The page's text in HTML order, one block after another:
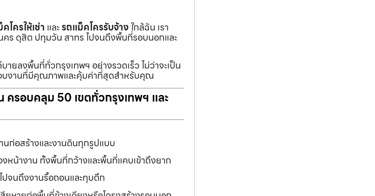
โครให้เช่า และรถแม็คโครรับจ้างใกล้ฉัน เรา
คร ดุสิต ปทุมวัน สาทร ไปจนถึงพื้นที่รอบนอกและ
ายลงพื้นที่ทั่วกรุงเทพฯ อย่างรวดเร็ว ไม่ว่าจะเป็น
อบงานที่มีคุณภาพและคุ้มค่าที่สุดสำหรับคุณ
ครอบคลุม 50 เขตทั่วกรุงเทพฯ และ
ก่อสร้างและงานดินทุกรูปแบบ
งหน้างาน ทั้งพื้นที่กว้างและพื้นที่แคบเข้าถึงยาก
ปจนถึงงานรื้อถอนและทุบตึก